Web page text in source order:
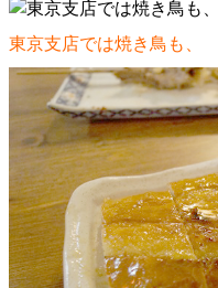
東京支店では焼き鳥も、